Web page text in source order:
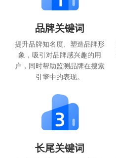
品牌关键词
提升品牌知名度、塑造品牌形
象，吸引对品牌感兴趣的用
户，同时帮助监测品牌在搜索
引擎中的表现。
长尾关键词